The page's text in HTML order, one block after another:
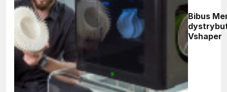
Bibus
Vshaper